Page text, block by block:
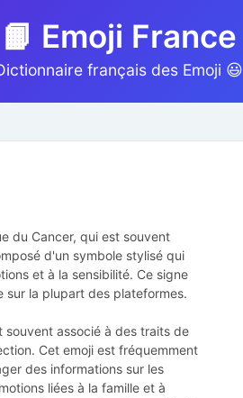
📙 Emoji France
français des Emoji 😃
du Cancer, qui est souvent
d'un symbole stylisé qui
et à la sensibilité. Ce signe
sur la plupart des plateformes.
souvent associé à des traits de
Cet emoji est fréquemment
des informations sur les
liées à la famille et à